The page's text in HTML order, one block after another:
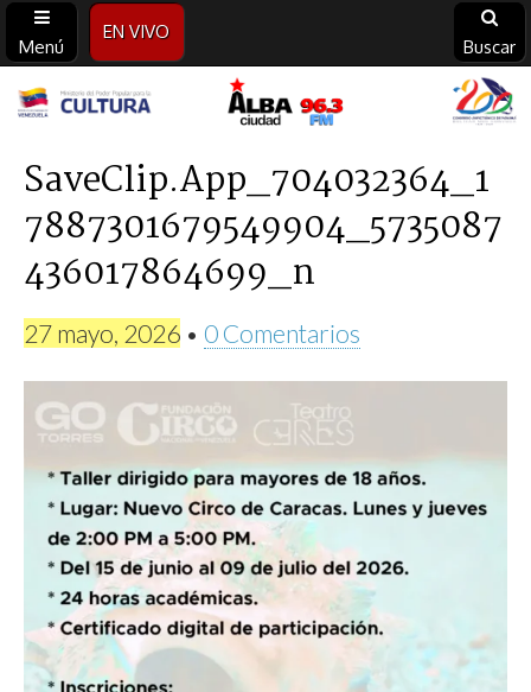
Menú
EN VIVO
Buscar
Alba
Ciudad
96.3
FM
SaveClip.App_704032364_1
7887301679549904_5735087
436017864699_n
27 mayo, 2026 • 0 Comentarios